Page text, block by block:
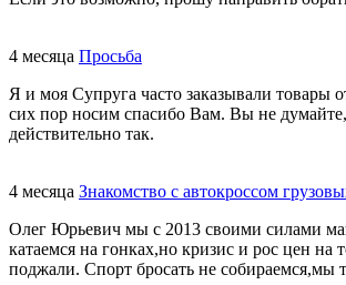
4 месяца Просьба
Я и моя Супруга часто заказывали товары
сих пор носим спасибо Вам. Вы не думайте,
действительно так.
4 месяца Знакомство с автокроссом
Олег Юрьевич мы с 2013 своими силами
катаемся на гонках,но кризис и рос цен на
поджали. Спорт бросать не собираемся,мы